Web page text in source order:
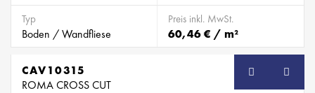
Typ
Boden / Wandfliese
Preis inkl. MwSt.
60,46 € / m²
CAV10315
ROMA CROSS CUT